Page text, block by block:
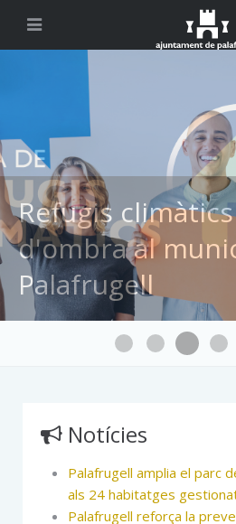
Registre
Participació
Agenda de les
Refugis
Notícies
Palafrugell amplia el parc
als 24 habitatges
Palafrugell reforça la